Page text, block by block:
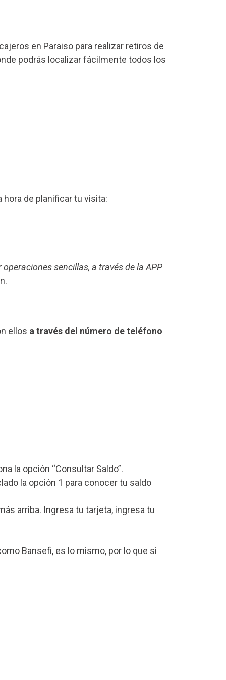
en Paraiso para realizar retiros de
podrás localizar fácilmente todos los
hora de planificar tu visita:
sencillas, a través de la APP
ellos a través del número de teléfono
la opción “Consultar Saldo”.
la opción 1 para conocer tu saldo
arriba. Ingresa tu tarjeta, ingresa tu
Bansefi, es lo mismo, por lo que si